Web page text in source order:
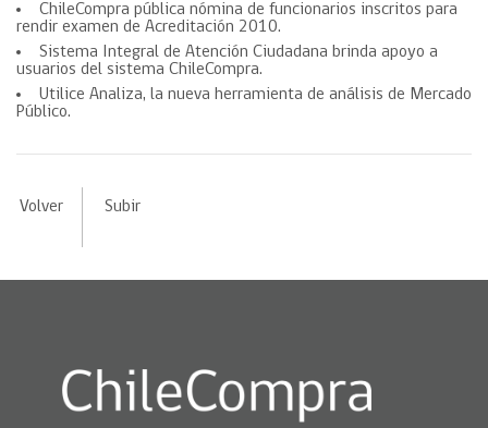
ChileCompra pública nómina de funcionarios inscritos para
rendir examen de Acreditación 2010.
Sistema Integral de Atención Ciudadana brinda apoyo a
usuarios del sistema ChileCompra.
Utilice Analiza, la nueva herramienta de análisis de Mercado
Público.
Volver Subir